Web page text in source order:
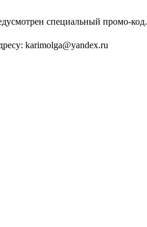
специальный промо-код.
karimolga@yandex.ru